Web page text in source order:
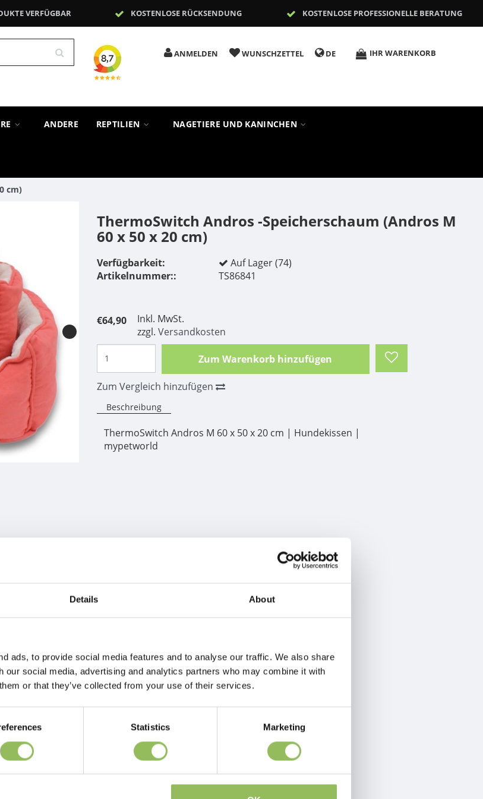
Details About
ads, to provide social media features and to analyse our traffic. We also share
our social media, advertising and analytics partners who may combine it with
or that they’ve collected from your use of their services.
Statistics Marketing
VERFÜGBAR KOSTENLOSE RÜCKSENDUNG KOSTENLOSE PROFESSIONELLE BERATUNG
ANMELDEN WUNSCHZETTEL DE IHR WARENKORB
ANDERE REPTILIEN NAGETIERE UND KANINCHEN
cm)
ThermoSwitch Andros -Speicherschaum (Andros M
60 x 50 x 20 cm)
Verfügbarkeit:
Auf Lager (74)
Artikelnummer::
TS86841
€64,90
Inkl. MwSt.
zzgl.Versandkosten
Zum Warenkorb hinzufügen
Zum Vergleich hinzufügen
Beschreibung
ThermoSwitch Andros M 60 x 50 x 20 cm | Hundekissen |
mypetworld